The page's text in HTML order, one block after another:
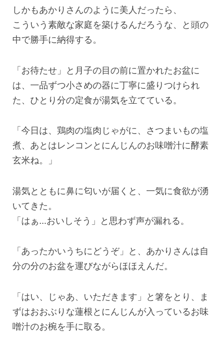
しかもあかりさんのように美人だったら、
こういう素敵な家庭を築けるんだろうな、と頭の
中で勝手に納得する。
「お待たせ」と月子の目の前に置かれたお盆に
は、一品ずつ小さめの器に丁寧に盛りつけられ
た、ひとり分の定食が湯気を立てている。
「今日は、鶏肉の塩肉じゃがに、さつまいもの塩
煮、あとはレンコンとにんじんのお味噌汁に酵素
玄米ね。」
湯気とともに鼻に匂いが届くと、一気に食欲が湧
いてきた。
「はぁ…おいしそう」と思わず声が漏れる。
「あったかいうちにどうぞ」と、あかりさんは自
分の分のお盆を運びながらほほえんだ。
「はい、じゃあ、いただきます」と箸をとり、ま
ずはおおぶりな蓮根とにんじんが入っているお味
噌汁のお椀を手に取る。